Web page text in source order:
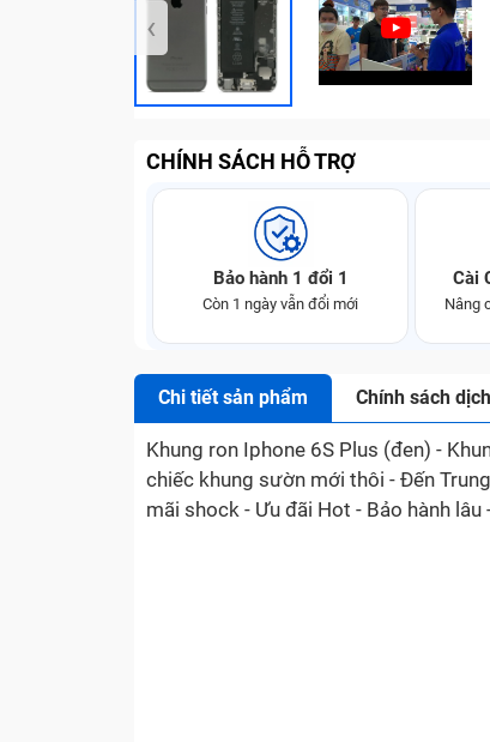
‹
CHÍNH SÁCH HỖ TRỢ
Bảo hành 1 đổi 1
Còn 1 ngày vẫn đổi mới
Cài
Nâng
Chi tiết sản phẩm Chính sách
Khung ron Iphone 6S Plus (đen) -
chiếc khung sườn mới thôi - Đến
mãi shock - Ưu đãi Hot - Bảo hành